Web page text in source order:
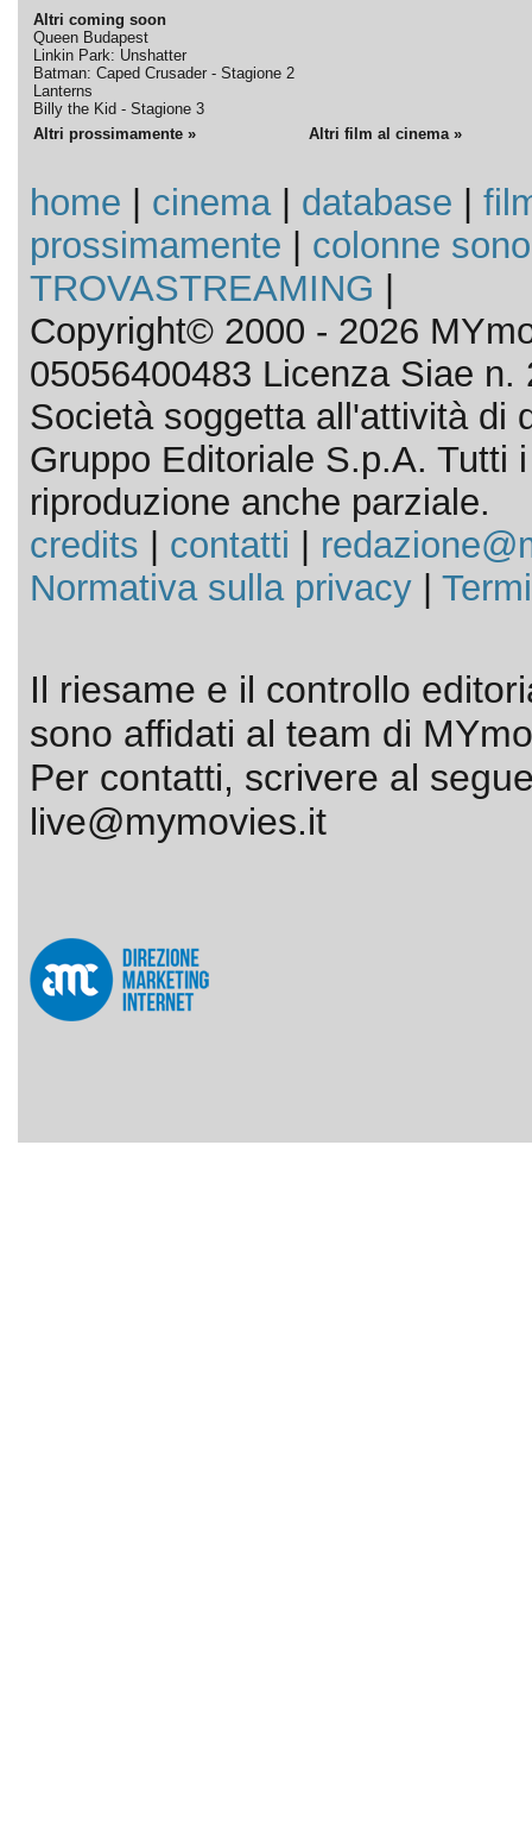
Altri coming soon
Queen Budapest
Linkin Park: Unshatter
Batman: Caped Crusader - Stagione 2
Lanterns
Billy the Kid - Stagione 3
Altri prossimamente » Altri film al cinema »
home cinema| database
prossimamente
colonne
TROVASTREAMING
Copyright© 2000 - 2026
05056400483 Licenza Siae n.
Società soggetta all'attività di
Gruppo Editoriale S.p.A. Tutti
riproduzione anche parziale.
credits
contatti
Normativa sulla privacy|
Il riesame e il controllo
sono affidati al team di
Per contatti, scrivere al
live@mymovies.it